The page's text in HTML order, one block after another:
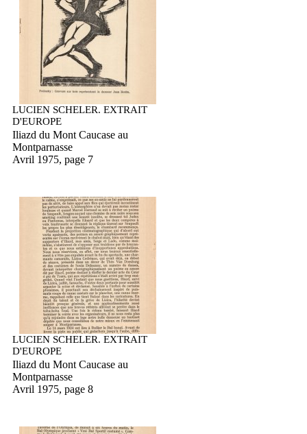
LUCIEN SCHELER. EXTRAIT
D'EUROPE
Iliazd du Mont Caucase au
Montparnasse
Avril 1975, page 7
LUCIEN SCHELER. EXTRAIT
D'EUROPE
Iliazd du Mont Caucase au
Montparnasse
Avril 1975, page 8